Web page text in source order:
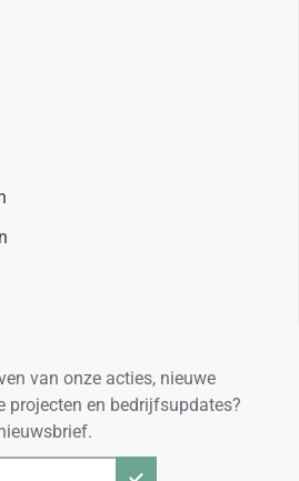
van onze acties, nieuwe
projecten en bedrijfsupdates?